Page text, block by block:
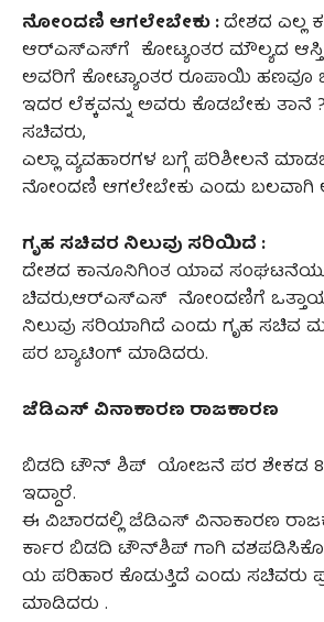
ನೋಂದಣಿ ಆಗಲೇಬೇಕು :ದೇಶದ ಎಲ್ಲ
ಆರ್‌ಎಸ್‌ಎಸ್‌ಗೆ ಕೋಟ್ಯಂತರ ಮೌಲ್ಯದ ಆಸ್ತಿ
ಅವರಿಗೆ ಕೋಟ್ಯಾಂತರ ರೂಪಾಯಿ ಹಣವೂ
ಇದರ ಲೆಕ್ಕವನ್ನು ಅವರು ಕೊಡಬೇಕು ತಾನೆ
ಸಚಿವರು,
ಎಲ್ಲಾ ವ್ಯವಹಾರಗಳ ಬಗ್ಗೆ ಪರಿಶೀಲನೆ
ನೋಂದಣಿ ಆಗಲೇಬೇಕು ಎಂದು ಬಲವಾಗಿ
ಗೃಹ ಸಚಿವರ ನಿಲುವು ಸರಿಯಿದೆ :
ದೇಶದ ಕಾನೂನಿಗಿಂತ ಯಾವ ಸಂಘಟನೆಯೂ
ಚಿವರು,ಆರ್‌ಎಸ್‌ಎಸ್‌ ನೋಂದಣಿಗೆ ಒತ್ತಾಯ
ನಿಲುವು ಸರಿಯಾಗಿದೆ ಎಂದು ಗೃಹ ಸಚಿವ
ಪರ ಬ್ಯಾಟಿಂಗ್‌ ಮಾಡಿದರು.
ಜೆಡಿಎಸ್ ವಿನಾಕಾರಣ ರಾಜಕಾರಣ
ಬಿಡದಿ ಟೌನ್ ಶಿಪ್ ಯೋಜನೆ ಪರ ಶೇಕಡ 80
ಇದ್ದಾರೆ.
ಈ ವಿಚಾರದಲ್ಲಿ ಜೆಡಿಎಸ್ ವಿನಾಕಾರಣ
ರ್ಕಾರ ಬಿಡದಿ ಟೌನ್‌ಶಿಪ್‌ ಗಾಗಿ
ಯ ಪರಿಹಾರ ಕೊಡುತ್ತಿದೆ ಎಂದು ಸಚಿವರು
ಮಾಡಿದರು .